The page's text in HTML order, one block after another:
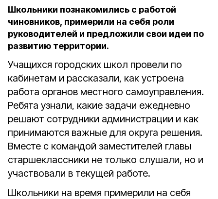
Школьники познакомились с работой
чиновников, примерили на себя роли
руководителей и предложили свои идеи по
развитию территории.
Учащихся городских школ провели по
кабинетам и рассказали, как устроена
работа органов местного самоуправления.
Ребята узнали, какие задачи ежедневно
решают сотрудники администрации и как
принимаются важные для округа решения.
Вместе с командой заместителей главы
старшеклассники не только слушали, но и
участвовали в текущей работе.
Школьники на время примерили на себя